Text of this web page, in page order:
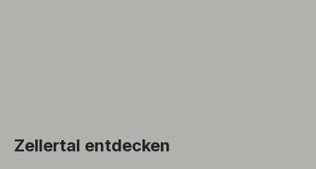
Zellertal entdecken